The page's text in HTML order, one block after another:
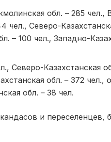
обл. – 285 чел.,
чел., Северо-
– 100 чел., Западно-
Северо-Казахстанская
обл. – 372 чел.,
обл. – 38 чел.
и переселенцев,